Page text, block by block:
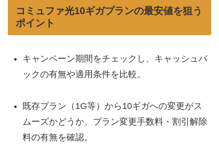
コミュファ光10ギガプランの最安値を狙う
ポイント
キャンペーン期間をチェックし、キャッシュバ
ックの有無や適用条件を比較。
既存プラン（1G等）から10ギガへの変更がス
ムーズかどうか、プラン変更手数料・割引解除
料の有無を確認。